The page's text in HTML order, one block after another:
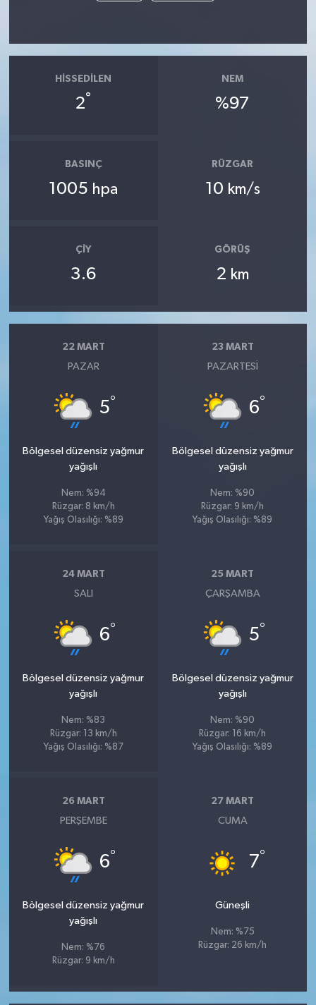
HISSEDILEN
2°
NEM
%97
BASINÇ
1005 hpa
RÜZGAR
10 km/s
ÇIY
3.6
GÖRÜŞ
2 km
22 MART
PAZAR
5°
Bölgesel düzensiz yağmur
yağışlı
Nem: %94
Rüzgar: 8 km/h
Yağış Olasılığı: %89
23 MART
PAZARTESI
6°
Bölgesel düzensiz yağmur
yağışlı
Nem: %90
Rüzgar: 9 km/h
Yağış Olasılığı: %89
24 MART
SALI
6°
Bölgesel düzensiz yağmur
yağışlı
Nem: %83
Rüzgar: 13 km/h
Yağış Olasılığı: %87
25 MART
ÇARŞAMBA
5°
Bölgesel düzensiz yağmur
yağışlı
Nem: %90
Rüzgar: 16 km/h
Yağış Olasılığı: %89
26 MART
PERŞEMBE
6°
Bölgesel düzensiz yağmur
yağışlı
Nem: %76
Rüzgar: 9 km/h
27 MART
CUMA
7°
Güneşli
Nem: %75
Rüzgar: 26 km/h